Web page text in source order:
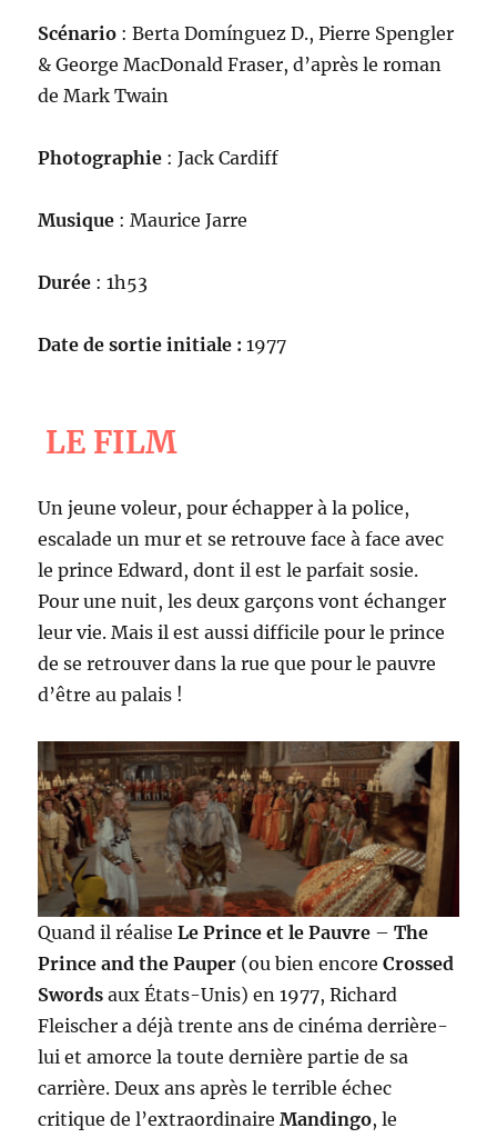
Scénario : Berta Domínguez D., Pierre Spengler
& George MacDonald Fraser, d’après le roman
de Mark Twain
Photographie : Jack Cardiff
Musique : Maurice Jarre
Durée : 1h53
Date de sortie initiale : 1977
LE FILM
Un jeune voleur, pour échapper à la police,
escalade un mur et se retrouve face à face avec
le prince Edward, dont il est le parfait sosie.
Pour une nuit, les deux garçons vont échanger
leur vie. Mais il est aussi difficile pour le prince
de se retrouver dans la rue que pour le pauvre
d’être au palais !
Quand il réaliseLe Prince et le Pauvre –The
Prince and the Pauper (ou bien encoreCrossed
Swords aux États-Unis) en 1977, Richard
Fleischer a déjà trente ans de cinéma derrière-
lui et amorce la toute dernière partie de sa
carrière. Deux ans après le terrible échec
critique de l’extraordinaireMandingo, le